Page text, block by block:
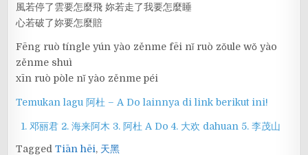
風若停了雲要怎麼飛 妳若走了我要怎麼睡
心若破了妳要怎麼賠
Fēng ruò tíngle yún yào zěnme fēi nǐ ruò zǒule wǒ yào
zěnme shuì
xīn ruò pòle nǐ yào zěnme péi
Temukan lagu 阿杜 – A Do lainnya di link berikut ini!
1. 邓丽君 2. 海来阿木 3. 阿杜 A Do 4. 大欢 dahuan 5. 李茂山
TaggedTiān hēi, 天黑